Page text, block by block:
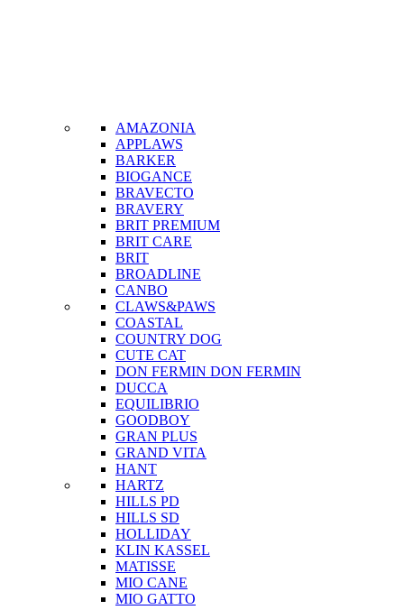
AMAZONIA
APPLAWS
BARKER
BIOGANCE
BRAVECTO
BRAVERY
BRIT PREMIUM
BRIT CARE
BRIT
BROADLINE
CANBO
CLAWS&PAWS
COASTAL
COUNTRY DOG
CUTE CAT
DON FERMIN DON FERMIN
DUCCA
EQUILIBRIO
GOODBOY
GRAN PLUS
GRAND VITA
HANT
HARTZ
HILLS PD
HILLS SD
HOLLIDAY
KLIN KASSEL
MATISSE
MIO CANE
MIO GATTO